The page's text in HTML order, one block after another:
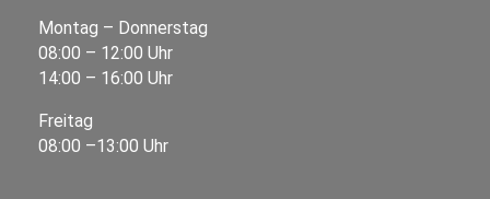
Montag – Donnerstag
08:00 – 12:00 Uhr
14:00 – 16:00 Uhr
Freitag
08:00 –13:00 Uhr